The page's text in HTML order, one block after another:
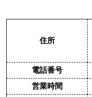
住所
電話番号
営業時間